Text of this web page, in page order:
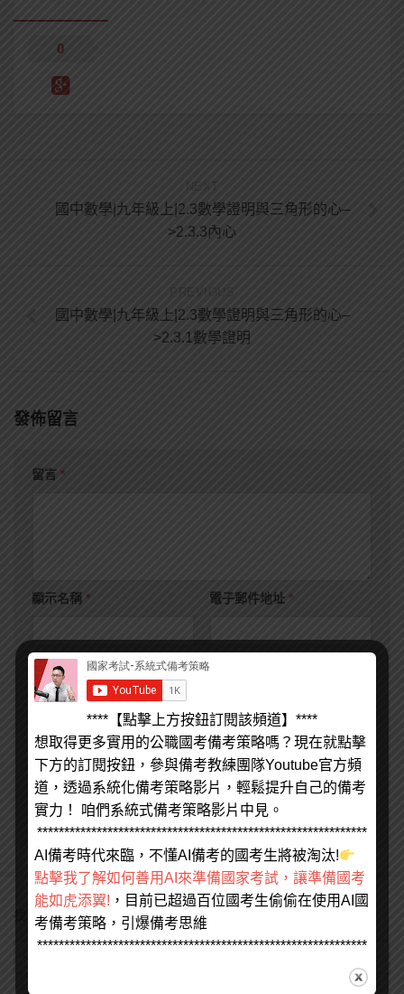
0
NEXT
國中數學|九年級上|2.3數學證明與三角形的心–
>2.3.3內心
PREVIOUS
國中數學|九年級上|2.3數學證明與三角形的心–
>2.3.1數學證明
發佈留言
留言 *
顯示名稱 * 電子郵件地址 *
個人網站網址
在瀏覽器中儲存顯示名稱、電子郵件地址及個人網站網址，以
供下次發佈留言時使用。
找不到您要的請打上關鍵字來搜尋
****【點擊上方按鈕訂閱該頻道】****
想取得更多實用的公職國考備考策略嗎？現在就點擊
下方的訂閱按鈕，參與備考教練團隊Youtube官方頻
道，透過系統化備考策略影片，輕鬆提升自己的備考
實力！ 咱們系統式備考策略影片中見。
*************************************************************
AI備考時代來臨，不懂AI備考的國考生將被淘汰!
點擊我了解如何善用AI來準備國家考試，讓準備國考
能如虎添翼! ，目前已超過百位國考生偷偷在使用AI國
考備考策略，引爆備考思維
*************************************************************